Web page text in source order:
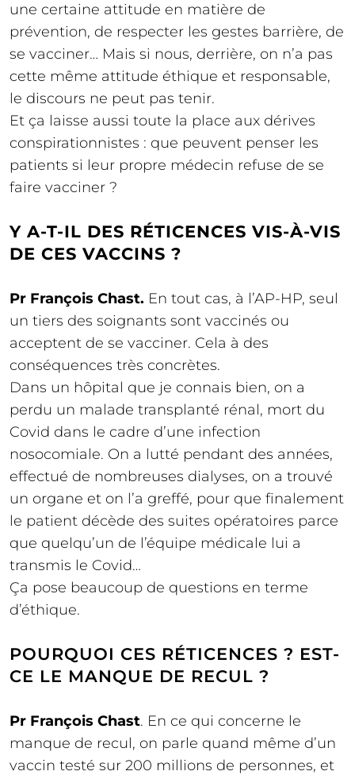
une certaine attitude en matière de
prévention, de respecter les gestes barrière, de
se vacciner… Mais si nous, derrière, on n’a pas
cette même attitude éthique et responsable,
le discours ne peut pas tenir.
Et ça laisse aussi toute la place aux dérives
conspirationnistes : que peuvent penser les
patients si leur propre médecin refuse de se
faire vacciner ?
Y A-T-IL DES RÉTICENCES VIS-À-VIS
DE CES VACCINS ?
Pr François Chast. En tout cas, à l’AP-HP, seul
un tiers des soignants sont vaccinés ou
acceptent de se vacciner. Cela à des
conséquences très concrètes.
Dans un hôpital que je connais bien, on a
perdu un malade transplanté rénal, mort du
Covid dans le cadre d’une infection
nosocomiale. On a lutté pendant des années,
effectué de nombreuses dialyses, on a trouvé
un organe et on l’a greffé, pour que finalement
le patient décède des suites opératoires parce
que quelqu’un de l’équipe médicale lui a
transmis le Covid…
Ça pose beaucoup de questions en terme
d’éthique.
POURQUOI CES RÉTICENCES ? EST-
CE LE MANQUE DE RECUL ?
Pr François Chast. En ce qui concerne le
manque de recul, on parle quand même d’un
vaccin testé sur 200 millions de personnes, et